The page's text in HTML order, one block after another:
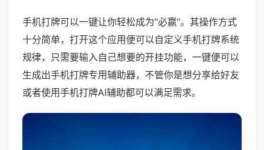
手机打牌可以一键让你轻松成为“必赢”。其操作方式
十分简单，打开这个应用便可以自定义手机打牌系统
规律，只需要输入自己想要的开挂功能，一键便可以
生成出手机打牌专用辅助器，不管你是想分享给好友
或者使用手机打牌AI辅助都可以满足需求。